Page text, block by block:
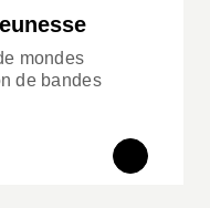
mondes
de bandes